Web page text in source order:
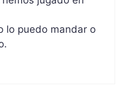
lo puedo mandar o